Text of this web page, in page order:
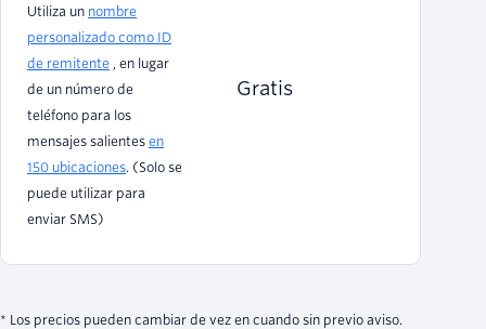
Utiliza un nombre
personalizado como ID
de remitente , en lugar
de un número de
teléfono para los
mensajes salientes en
150 ubicaciones. (Solo se
puede utilizar para
enviar SMS)
Gratis
* Los precios pueden cambiar de vez en cuando sin previo aviso.